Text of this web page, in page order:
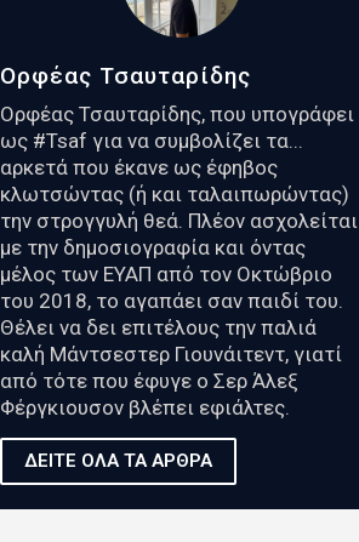
Ορφέας Τσαυταρίδης
Ορφέας Τσαυταρίδης, που υπογράφει
ως #Tsaf για να συμβολίζει τα...
αρκετά που έκανε ως έφηβος
κλωτσώντας (ή και ταλαιπωρώντας)
την στρογγυλή θεά. Πλέον ασχολείται
με την δημοσιογραφία και όντας
μέλος των ΕΥΑΠ από τον Οκτώβριο
του 2018, το αγαπάει σαν παιδί του.
Θέλει να δει επιτέλους την παλιά
καλή Μάντσεστερ Γιουνάιτεντ, γιατί
από τότε που έφυγε ο Σερ Άλεξ
Φέργκιουσον βλέπει εφιάλτες.
ΔΕΙΤΕ ΟΛΑ ΤΑ ΑΡΘΡΑ